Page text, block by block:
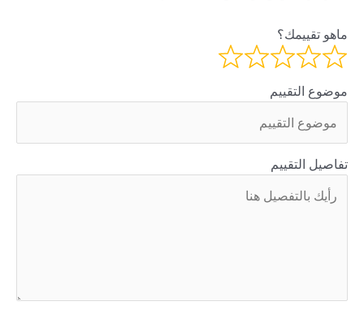
ماهو تقييمك؟
موضوع التقييم
تفاصيل التقييم